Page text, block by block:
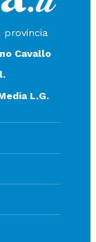
provincia
Cavallo
L.G.